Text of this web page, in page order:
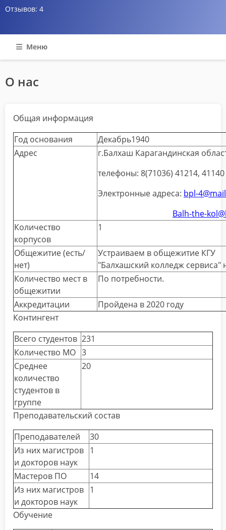
Отзывов: 4
Меню
О нас
Общая информация
Год основания
Декабрь1940
Адрес
г.Балхаш Карагандинская
телефоны: 8(71036) 41214, 41140
Электронные адреса: bpl-
Balh-the-
Количество
корпусов
1
Общежитие (есть/
нет)
Устраиваем в общежитие КГУ
"Балхашский колледж
Количество мест в
общежитии
По потребности.
Аккредитации
Пройдена в 2020 году
Контингент
Всего студентов 231
Количество МО 3
Среднее
количество
студентов в
группе
20
Преподавательский состав
Преподавателей
30
Из них магистров
и докторов наук
1
Мастеров ПО
14
Из них магистров
и докторов наук
1
Обучение